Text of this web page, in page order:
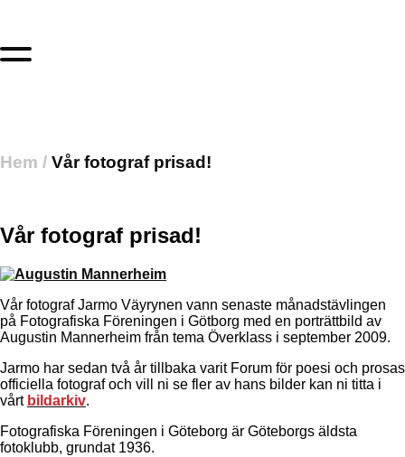
Hem / Vår fotograf prisad!
Vår fotograf prisad!
Vår fotograf Jarmo Väyrynen vann senaste månadstävlingen
på Fotografiska Föreningen i Götborg med en porträttbild av
Augustin Mannerheim från tema Överklass i september 2009.
Jarmo har sedan två år tillbaka varit Forum för poesi och prosas
officiella fotograf och vill ni se fler av hans bilder kan ni titta i
vårt bildarkiv.
Fotografiska Föreningen i Göteborg är Göteborgs äldsta
fotoklubb, grundat 1936.